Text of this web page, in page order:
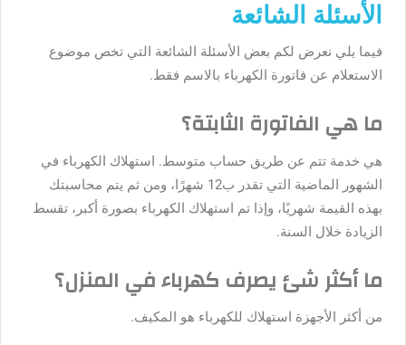
الأسئلة الشائعة
فيما يلي نعرض لكم بعض الأسئلة الشائعة التي تخص موضوع
الاستعلام عن فاتورة الكهرباء بالاسم فقط.
ما هي الفاتورة الثابتة؟
هي خدمة تتم عن طريق حساب متوسط. استهلاك الكهرباء في
الشهور الماضية التي تقدر ب12 شهرًا، ومن ثم يتم محاسبتك
بهذه القيمة شهريًا، وإذا تم استهلاك الكهرباء بصورة أكبر، تقسط
الزيادة خلال السنة.
ما أكثر شئ يصرف كهرباء في المنزل؟
من أكثر الأجهزة استهلاك للكهرباء هو المكيف.